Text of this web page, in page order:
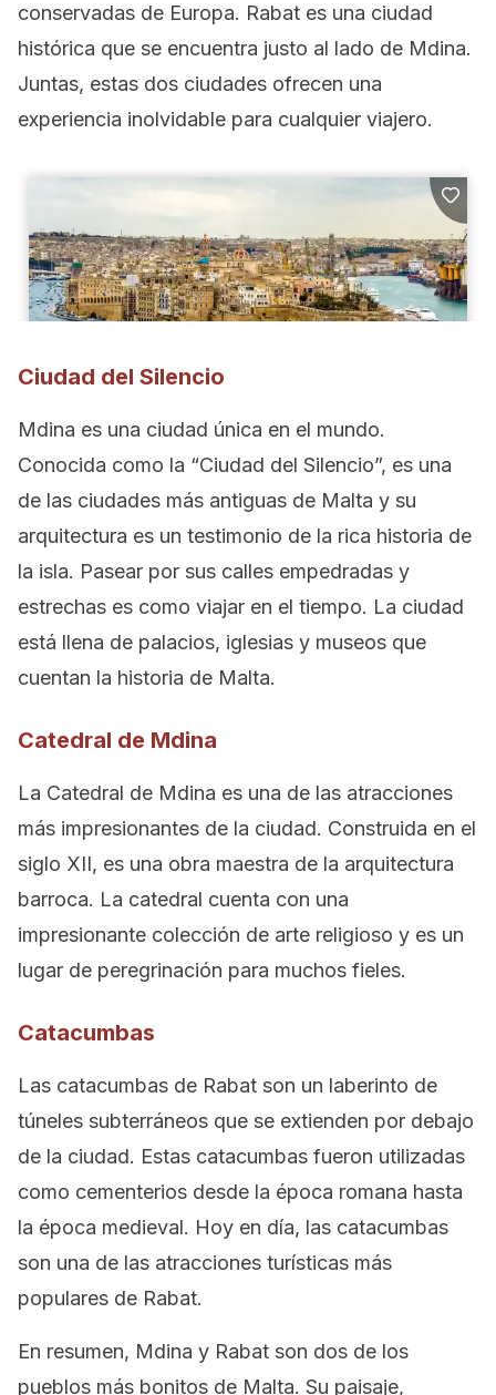
conservadas de Europa. Rabat es una ciudad
histórica que se encuentra justo al lado de Mdina.
Juntas, estas dos ciudades ofrecen una
experiencia inolvidable para cualquier viajero.
Ciudad del Silencio
Mdina es una ciudad única en el mundo.
Conocida como la “Ciudad del Silencio”, es una
de las ciudades más antiguas de Malta y su
arquitectura es un testimonio de la rica historia de
la isla. Pasear por sus calles empedradas y
estrechas es como viajar en el tiempo. La ciudad
está llena de palacios, iglesias y museos que
cuentan la historia de Malta.
Catedral de Mdina
La Catedral de Mdina es una de las atracciones
más impresionantes de la ciudad. Construida en el
siglo XII, es una obra maestra de la arquitectura
barroca. La catedral cuenta con una
impresionante colección de arte religioso y es un
lugar de peregrinación para muchos fieles.
Catacumbas
Las catacumbas de Rabat son un laberinto de
túneles subterráneos que se extienden por debajo
de la ciudad. Estas catacumbas fueron utilizadas
como cementerios desde la época romana hasta
la época medieval. Hoy en día, las catacumbas
son una de las atracciones turísticas más
populares de Rabat.
En resumen, Mdina y Rabat son dos de los
pueblos más bonitos de Malta. Su paisaje,